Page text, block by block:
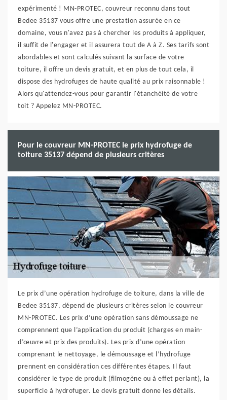
expérimenté ! MN-PROTEC, couvreur reconnu dans tout
Bedee 35137 vous offre une prestation assurée en ce
domaine, vous n'avez pas à chercher les produits à appliquer,
il suffit de l'engager et il assurera tout de A à Z. Ses tarifs sont
abordables et sont calculés suivant la surface de votre
toiture, il offre un devis gratuit, et en plus de tout cela, il
dispose des hydrofuges de haute qualité au prix raisonnable !
Alors qu'attendez-vous pour garantir l'étanchéité de votre
toit ? Appelez MN-PROTEC.
Pour le couvreur MN-PROTEC le prix hydrofuge de
toiture 35137 dépend de plusieurs critères
Le prix d’une opération hydrofuge de toiture, dans la ville de
Bedee 35137, dépend de plusieurs critères selon le couvreur
MN-PROTEC. Les prix d’une opération sans démoussage ne
comprennent que l’application du produit (charges en main-
d’œuvre et prix des produits). Les prix d’une opération
comprenant le nettoyage, le démoussage et l’hydrofuge
prennent en considération ces différentes étapes. Il faut
considérer le type de produit (filmogène ou à effet perlant), la
superficie à hydrofuger. Le devis gratuit donne les détails.